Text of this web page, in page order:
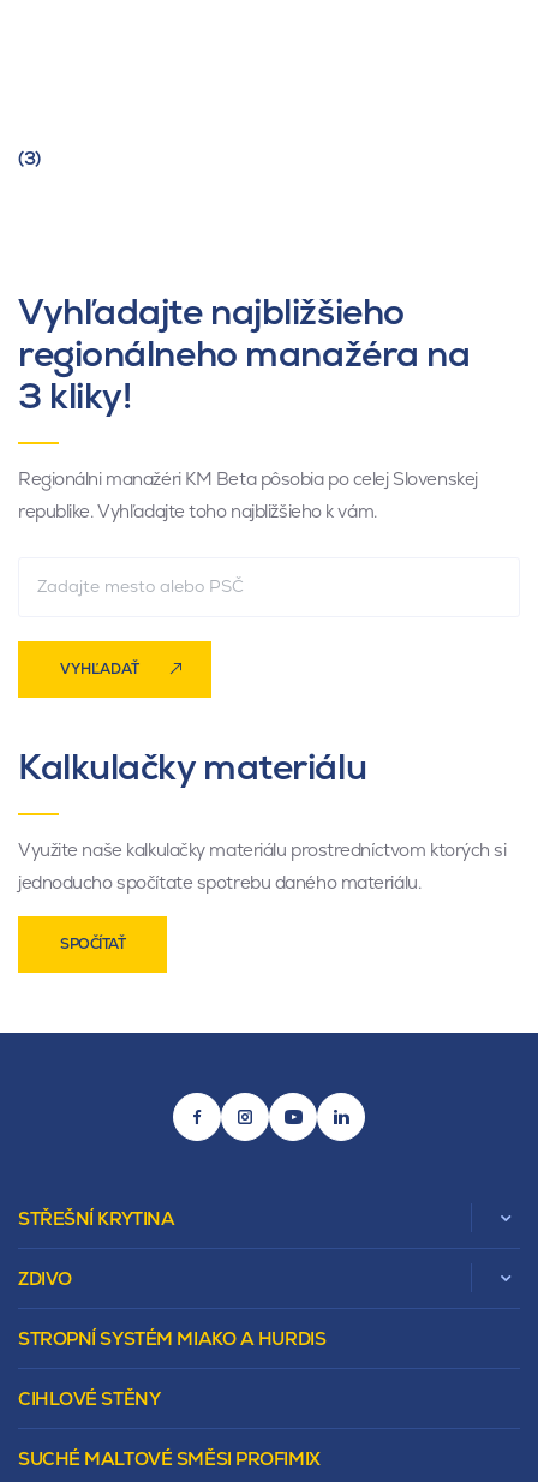
(3)
Vyhľadajte najbližšieho
regionálneho manažéra na
3 kliky!
Regionálni manažéri KM Beta pôsobia po celej Slovenskej
republike. Vyhľadajte toho najbližšieho k vám.
VYHĽADAŤ
Kalkulačky materiálu
Využite naše kalkulačky materiálu prostredníctvom ktorých si
jednoducho spočítate spotrebu daného materiálu.
SPOČÍTAŤ
STŘEŠNÍ KRYTINA
Beta
Sedlová
Valbová
Mansardová
ZDIVO
Tepelnoizolačný prvok
Vencovky
Preklady
STROPNÍ SYSTÉM MIAKO A HURDIS
CIHLOVÉ STĚNY
SUCHÉ MALTOVÉ SMĚSI PROFIMIX